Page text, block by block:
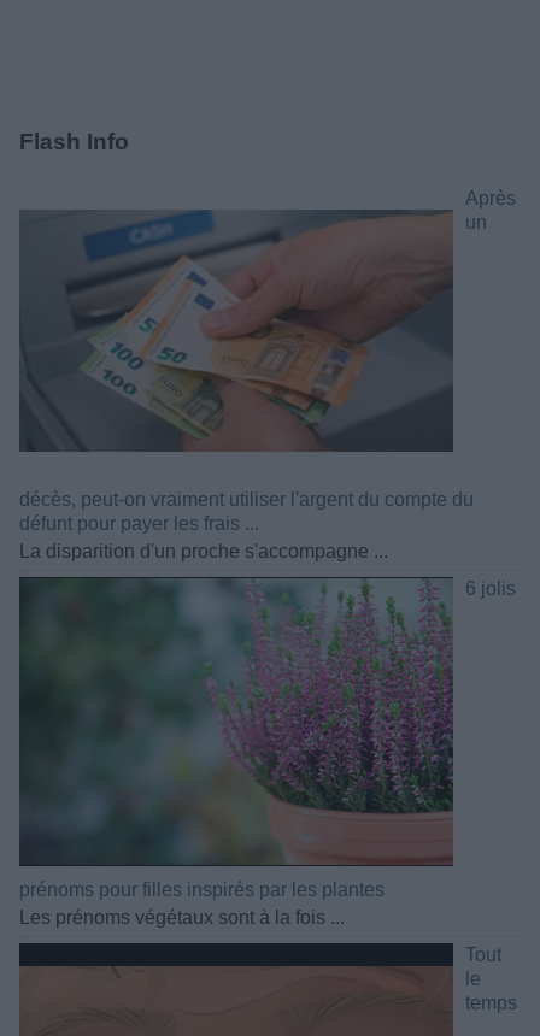
Flash Info
Après
un
décès, peut-on vraiment utiliser l'argent du compte du
défunt pour payer les frais ...
La disparition d'un proche s'accompagne ...
6 jolis
prénoms pour filles inspirés par les plantes
Les prénoms végétaux sont à la fois ...
Tout
le
temps